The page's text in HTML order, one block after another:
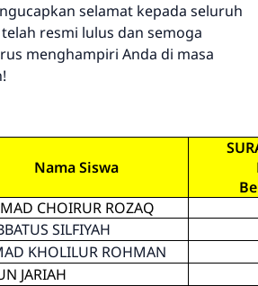
selamat kepada seluruh
resmi lulus dan semoga
menghampiri Anda di masa
Nama Siswa
CHOIRUR ROZAQ
SILFIYAH
KHOLILUR ROHMAN
JARIAH